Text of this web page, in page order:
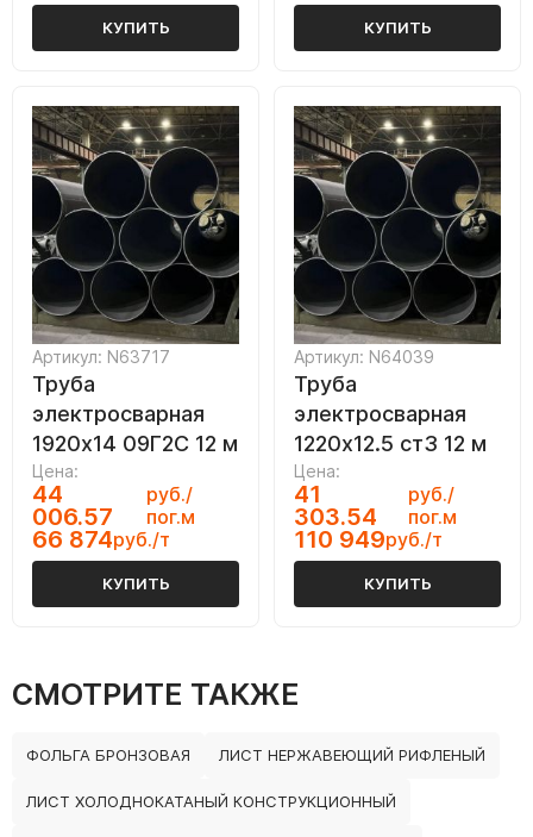
КУПИТЬ КУПИТЬ
Артикул: N63717
Труба
электросварная
1920х14 09Г2С 12 м
Цена:
44
006.57
руб./
пог.м
66 874руб./т
КУПИТЬ
Артикул: N64039
Труба
электросварная
1220х12.5 ст3 12 м
Цена:
41
303.54
руб./
пог.м
110 949руб./т
КУПИТЬ
СМОТРИТЕ ТАКЖЕ
ФОЛЬГА БРОНЗОВАЯ ЛИСТ НЕРЖАВЕЮЩИЙ РИФЛЕНЫЙ
ЛИСТ ХОЛОДНОКАТАНЫЙ КОНСТРУКЦИОННЫЙ